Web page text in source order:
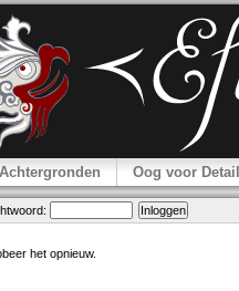
Achtergronden Oog voor Detail
het opnieuw.